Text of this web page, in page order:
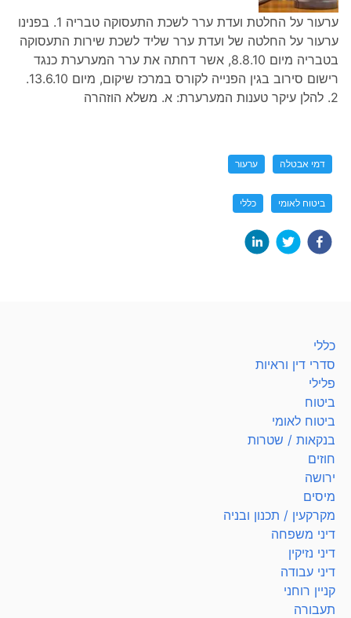
ערעור על החלטת ועדת ערר לשכת התעסוקה טבריה 1. בפנינו
ערעור על החלטה של ועדת ערר שליד לשכת שירות התעסוקה
בטבריה מיום 8.8.10, אשר דחתה את ערר המערערת כנגד
רישום סירוב בגין הפנייה לקורס במרכז שיקום, מיום 13.6.10.
2. להלן עיקר טענות המערערת: א. משלא הוזהרה
דמי אבטלה ערעור
ביטוח לאומי כללי
כללי
סדרי דין וראיות
פלילי
ביטוח
ביטוח לאומי
בנקאות / שטרות
חוזים
ירושה
מיסים
מקרקעין / תכנון ובניה
דיני משפחה
דיני נזיקין
דיני עבודה
קניין רוחני
תעבורה